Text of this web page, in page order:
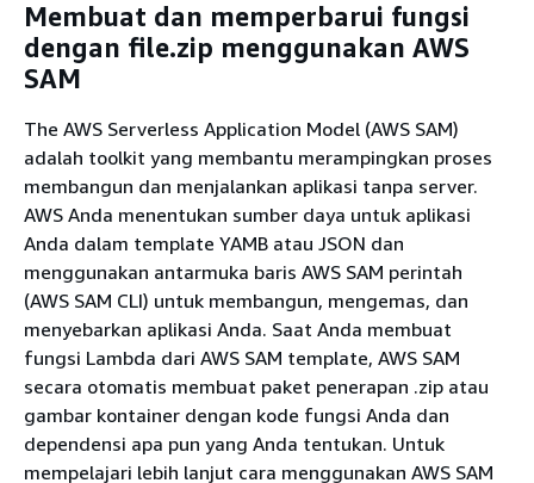
Membuat dan memperbarui fungsi
dengan file.zip menggunakan AWS
SAM
The AWS Serverless Application Model (AWS SAM)
adalah toolkit yang membantu merampingkan proses
membangun dan menjalankan aplikasi tanpa server.
AWS Anda menentukan sumber daya untuk aplikasi
Anda dalam template YAMB atau JSON dan
menggunakan antarmuka baris AWS SAM perintah
(AWS SAM CLI) untuk membangun, mengemas, dan
menyebarkan aplikasi Anda. Saat Anda membuat
fungsi Lambda dari AWS SAM template, AWS SAM
secara otomatis membuat paket penerapan .zip atau
gambar kontainer dengan kode fungsi Anda dan
dependensi apa pun yang Anda tentukan. Untuk
mempelajari lebih lanjut cara menggunakan AWS SAM